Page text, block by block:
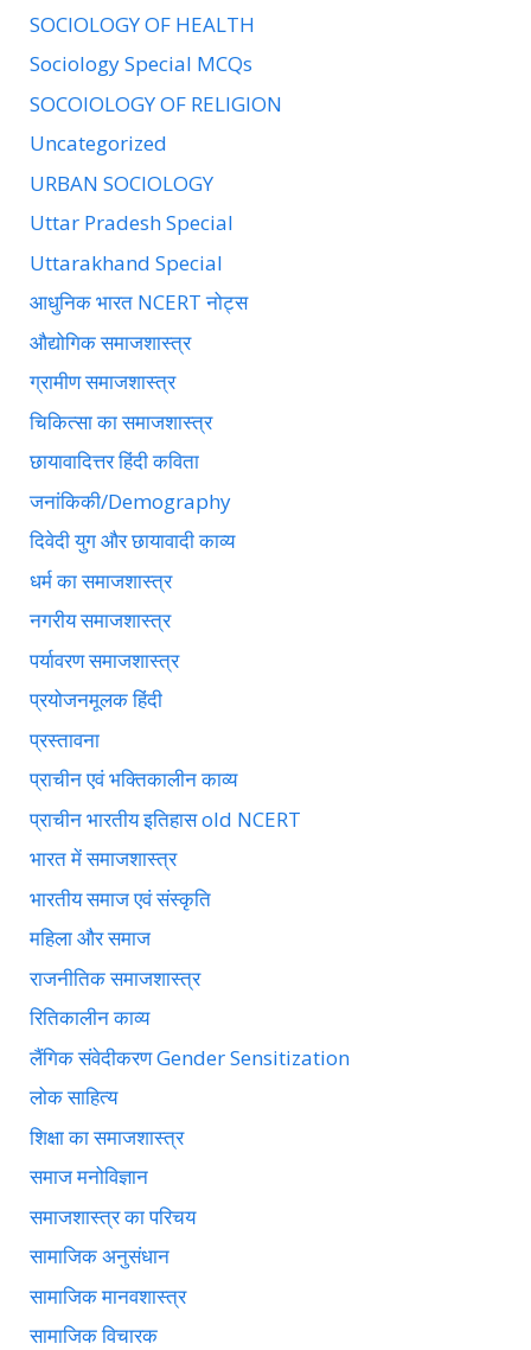
SOCIOLOGY OF HEALTH
Sociology Special MCQs
SOCOIOLOGY OF RELIGION
Uncategorized
URBAN SOCIOLOGY
Uttar Pradesh Special
Uttarakhand Special
आधुनिक भारत NCERT नोट्स
औद्योगिक समाजशास्त्र
ग्रामीण समाजशास्त्र
चिकित्सा का समाजशास्त्र
छायावादित्तर हिंदी कविता
जनांकिकी/Demography
दिवेदी युग और छायावादी काव्य
धर्म का समाजशास्त्र
नगरीय समाजशास्त्र
पर्यावरण समाजशास्त्र
प्रयोजनमूलक हिंदी
प्रस्तावना
प्राचीन एवं भक्तिकालीन काव्य
प्राचीन भारतीय इतिहास old NCERT
भारत में समाजशास्त्र
भारतीय समाज एवं संस्कृति
महिला और समाज
राजनीतिक समाजशास्त्र
रितिकालीन काव्य
लैंगिक संवेदीकरण Gender Sensitization
लोक साहित्य
शिक्षा का समाजशास्त्र
समाज मनोविज्ञान
समाजशास्त्र का परिचय
सामाजिक अनुसंधान
सामाजिक मानवशास्त्र
सामाजिक विचारक